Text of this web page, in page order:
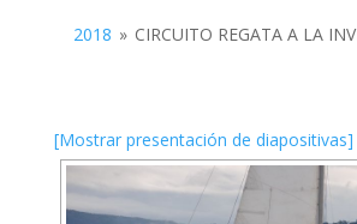
2018 » CIRCUITO REGATA A LA
[Mostrar presentación de diapositivas]